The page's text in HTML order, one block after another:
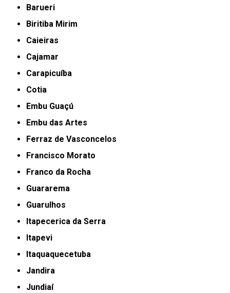
Barueri
Biritiba Mirim
Caieiras
Cajamar
Carapicuíba
Cotia
Embu Guaçú
Embu das Artes
Ferraz de Vasconcelos
Francisco Morato
Franco da Rocha
Guararema
Guarulhos
Itapecerica da Serra
Itapevi
Itaquaquecetuba
Jandira
Jundiaí